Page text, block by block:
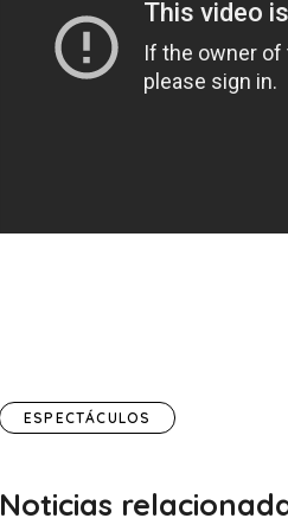
ESPECTÁCULOS
Noticias